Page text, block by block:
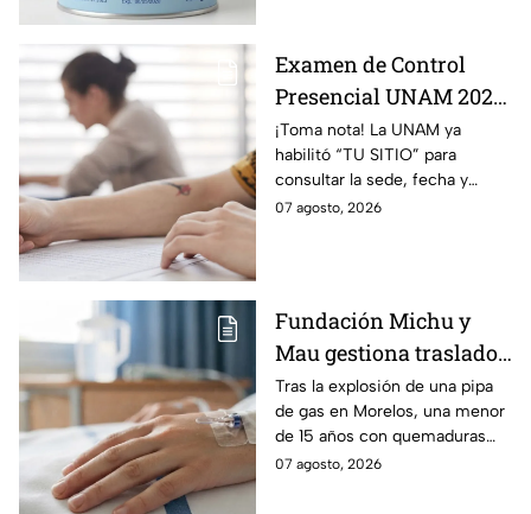
Examen de Control
Presencial UNAM 2026:
consulta aquí tu sede,
fecha y horario
¡Toma nota! La UNAM ya
habilitó “TU SITIO” para
consultar la sede, fecha y
horario del Examen Control
07 agosto, 2026
Fundación Michu y
Mau gestiona traslado
a Texas de adolescente
herida en explosión de
una pipa de gas en
Morelos
Tras la explosión de una pipa
de gas en Morelos, una menor
de 15 años con quemaduras
graves será trasladada a
07 agosto, 2026